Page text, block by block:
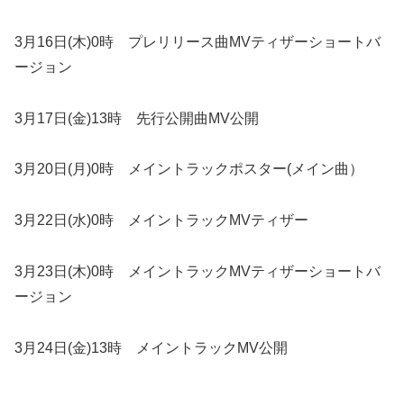
3月16日(木)0時 プレリリース曲MVティザーショートバ
ージョン
3月17日(金)13時 先行公開曲MV公開
3月20日(月)0時 メイントラックポスター(メイン曲）
3月22日(水)0時 メイントラックMVティザー
3月23日(木)0時 メイントラックMVティザーショートバ
ージョン
3月24日(金)13時 メイントラックMV公開